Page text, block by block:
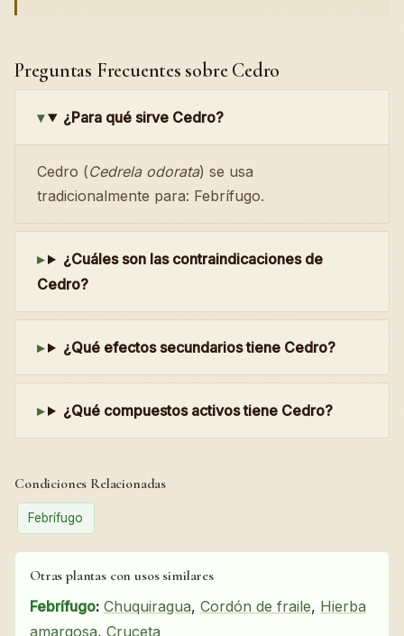
Preguntas Frecuentes sobre Cedro
¿Para qué sirve Cedro?
Cedro (Cedrela odorata) se usa
tradicionalmente para: Febrífugo.
¿Cuáles son las contraindicaciones de
Cedro?
¿Qué efectos secundarios tiene Cedro?
¿Qué compuestos activos tiene Cedro?
Condiciones Relacionadas
Febrífugo
Otras plantas con usos similares
Febrífugo: Chuquiragua, Cordón de fraile, Hierba
amargosa, Cruceta